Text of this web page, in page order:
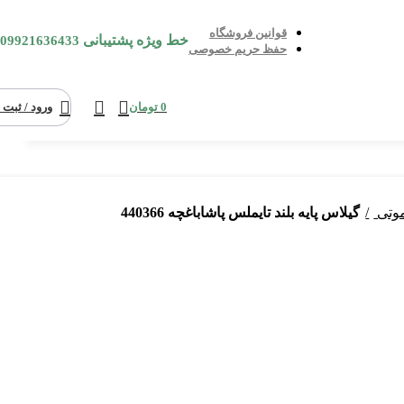
قوانین فروشگاه
حفظ حریم خصوصی
خط ویژه پشتیبانی 09921636433
0 تومان ورود / ثبت
گیلاس پایه بلند تایملس پاشاباغچه 440366